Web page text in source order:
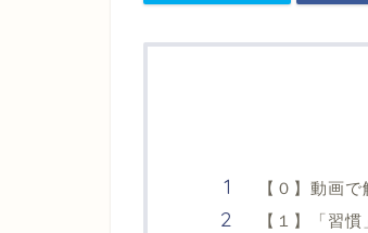
【０】動画
【１】「習